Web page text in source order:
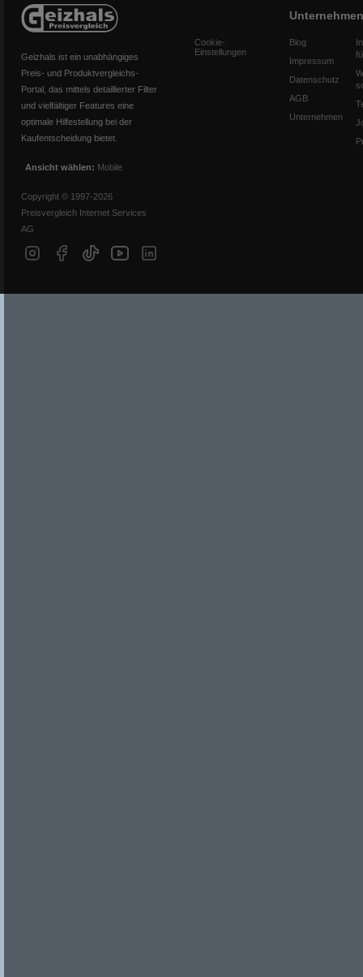
Geizhals ist ein unabhängiges
Preis- und Produktvergleichs-
Portal, das mittels detaillierter Filter
und vielfältiger Features eine
optimale Hilfestellung bei der
Kaufentscheidung bietet.
Ansicht wählen: Mobile
Copyright © 1997-2026
Preisvergleich Internet Services
AG
Cookie-
Einstellungen
Unternehmen
Blog
Impressum
Datenschutz
AGB
Unternehmen